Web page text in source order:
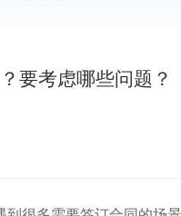
要考虑哪些问题？